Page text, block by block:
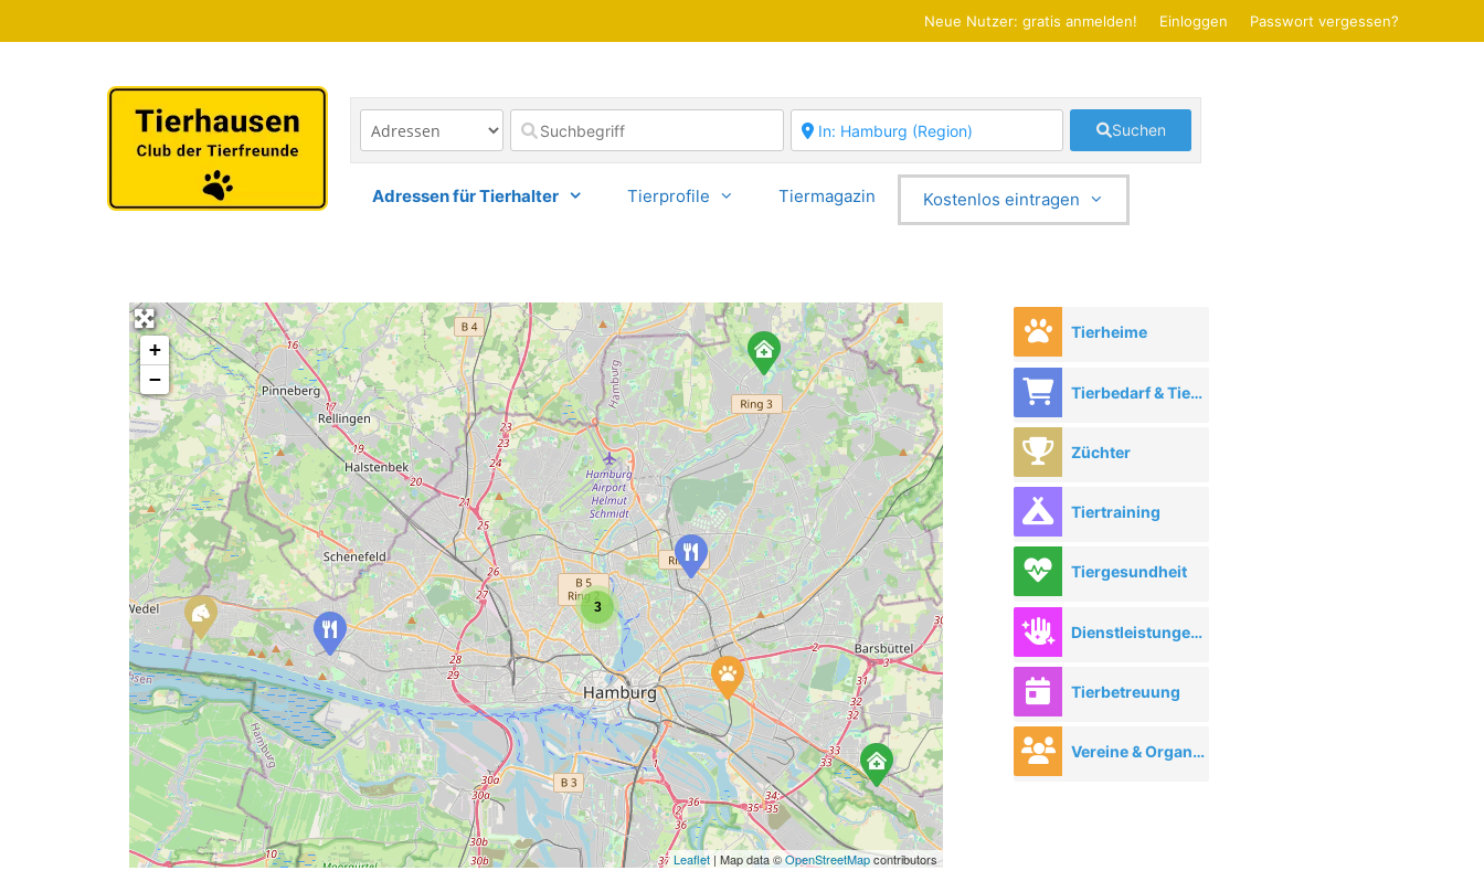
Inhalt
Neue Nutzer: gratis anmelden! Einloggen Passwort vergessen?
Suchen
Adressen für Tierhalter Tierprofile Tiermagazin Kostenlos eintragen
3
+
−
Leaflet | Map data ©OpenStreetMapcontributors
Tierheime
Tierbedarf & Tierhandel
Züchter
Tiertraining
Tiergesundheit
Dienstleistungen rund ums Tier
Tierbetreuung
Vereine & Organisationen